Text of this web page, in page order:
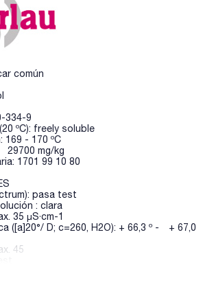
común
334-9
ºC): freely soluble
- 170 ºC
29700 mg/kg
1701 99 10 80
pasa test
: clara
35 µS·cm-1
([a]20°/ D; c=260, H2O): + 66,3 º - + 67,0
45
pasa test